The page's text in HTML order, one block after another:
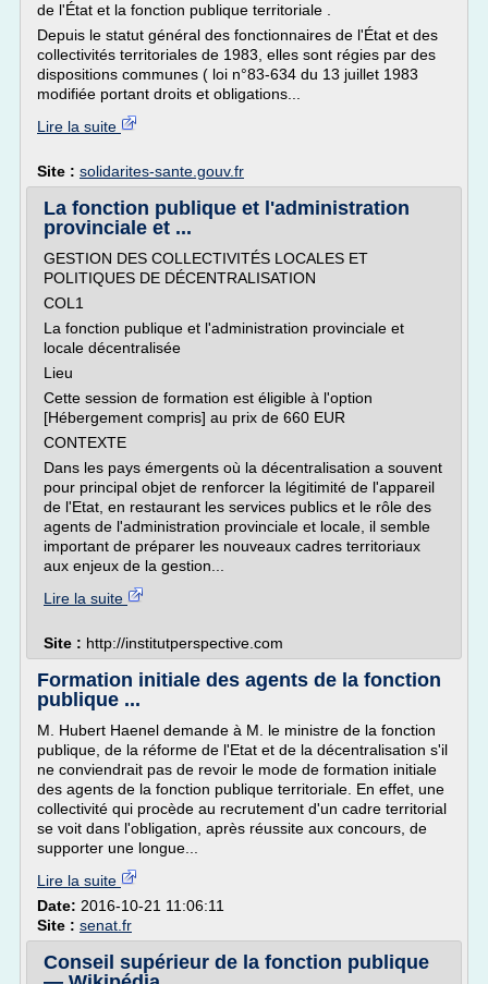
de l'État et la fonction publique territoriale .
Depuis le statut général des fonctionnaires de l'État et des
collectivités territoriales de 1983, elles sont régies par des
dispositions communes ( loi n°83-634 du 13 juillet 1983
modifiée portant droits et obligations...
Lire la suite
Site : solidarites-sante.gouv.fr
La fonction publique et l'administration
provinciale et ...
GESTION DES COLLECTIVITÉS LOCALES ET
POLITIQUES DE DÉCENTRALISATION
COL1
La fonction publique et l'administration provinciale et
locale décentralisée
Lieu
Cette session de formation est éligible à l'option
[Hébergement compris] au prix de 660 EUR
CONTEXTE
Dans les pays émergents où la décentralisation a souvent
pour principal objet de renforcer la légitimité de l'appareil
de l'Etat, en restaurant les services publics et le rôle des
agents de l'administration provinciale et locale, il semble
important de préparer les nouveaux cadres territoriaux
aux enjeux de la gestion...
Lire la suite
Site : http://institutperspective.com
Formation initiale des agents de la fonction
publique ...
M. Hubert Haenel demande à M. le ministre de la fonction
publique, de la réforme de l'Etat et de la décentralisation s'il
ne conviendrait pas de revoir le mode de formation initiale
des agents de la fonction publique territoriale. En effet, une
collectivité qui procède au recrutement d'un cadre territorial
se voit dans l'obligation, après réussite aux concours, de
supporter une longue...
Lire la suite
Date: 2016-10-21 11:06:11
Site : senat.fr
Conseil supérieur de la fonction publique